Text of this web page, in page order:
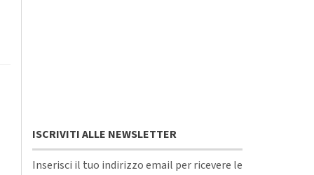
ISCRIVITI ALLE NEWSLETTER
Inserisci il tuo indirizzo email per ricevere le